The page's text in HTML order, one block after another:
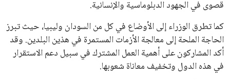
قصوى في الجهود الدبلوماسية والإنسانية.
كما تطرق الوزراء إلى الأوضاع في كل من السودان وليبيا، حيث تبرز
الحاجة الملحة إلى معالجة الأزمات المستمرة في هذين البلدين. وقد
أكد المشاركون على أهمية العمل المشترك في سبيل دعم الاستقرار
في هذه الدول وتخفيف معاناة شعوبها.